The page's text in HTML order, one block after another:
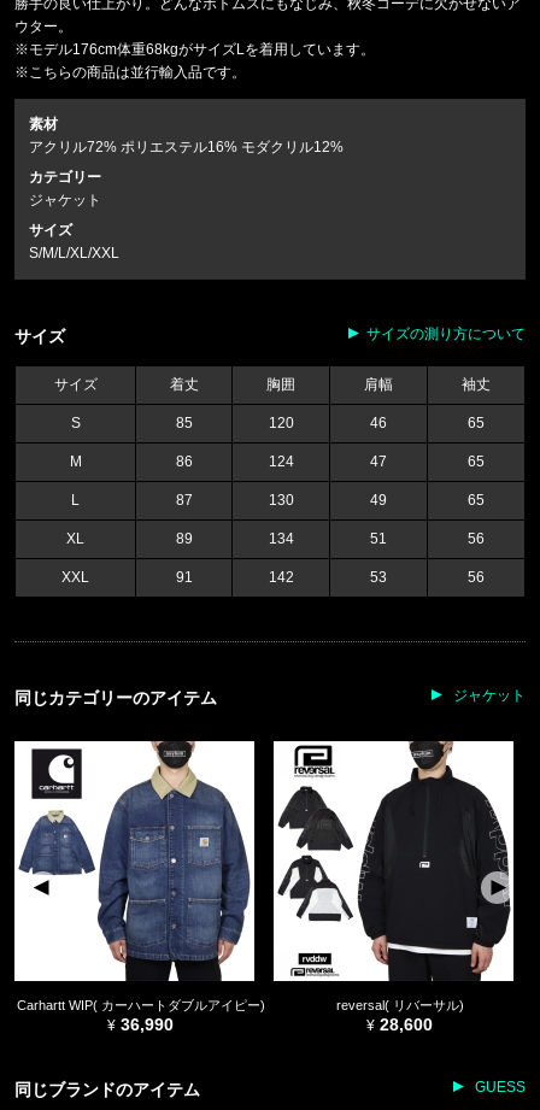
勝手の良い仕上がり。どんなボトムスにもなじみ、秋冬コーデに欠かせないア
ウター。
※モデル176cm体重68kgがサイズLを着用しています。
※こちらの商品は並行輸入品です。
素材
アクリル72% ポリエステル16% モダクリル12%
カテゴリー
ジャケット
サイズ
S/M/L/XL/XXL
サイズ サイズの測り方について
サイズ 着丈 胸囲 肩幅 袖丈
S 85 120 46 65
M 86 124 47 65
L 87 130 49 65
XL 89 134 51 56
XXL 91 142 53 56
同じカテゴリーのアイテム ジャケット
Carhartt WIP( カーハートダブルアイピー)
36,990
reversal( リバーサル)
28,600
同じブランドのアイテム GUESS